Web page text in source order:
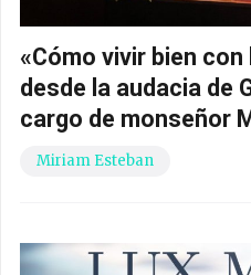
«Cómo vivir bien
desde la audacia de
cargo de monseñor
Miriam Esteban